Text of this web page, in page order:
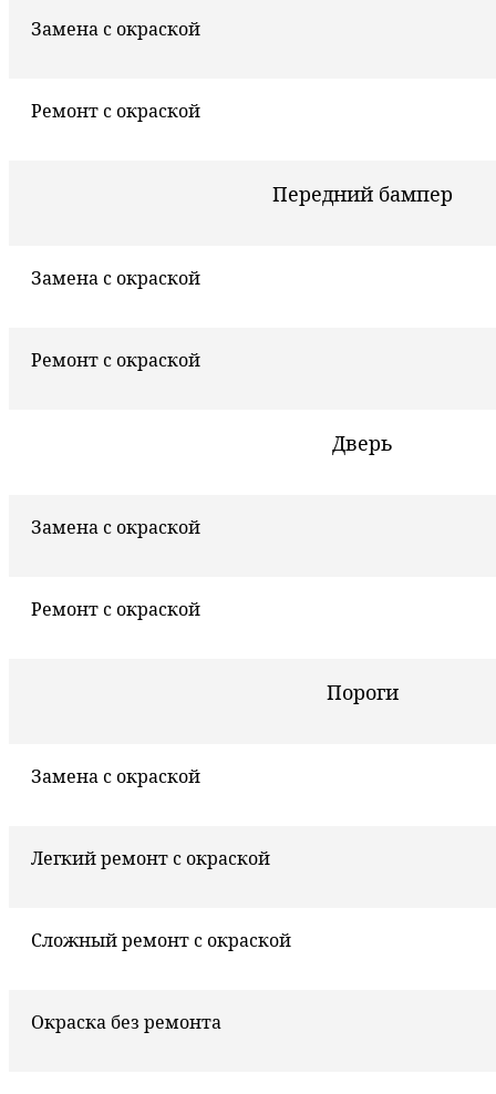
Замена с окраской
Ремонт с окраской
Передний бампер
Замена с окраской
Ремонт с окраской
Дверь
Замена с окраской
Ремонт с окраской
Пороги
Замена с окраской
Легкий ремонт с окраской
Сложный ремонт с окраской
Окраска без ремонта